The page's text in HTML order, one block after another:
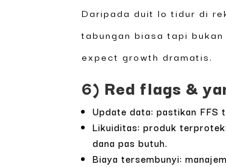
Daripada duit lo tidur di
tabungan biasa tapi bukan
expect growth dramatis.
6) Red flags &
Update data: pastikan FFS
Likuiditas: produk
dana pas butuh.
Biaya tersembunyi: